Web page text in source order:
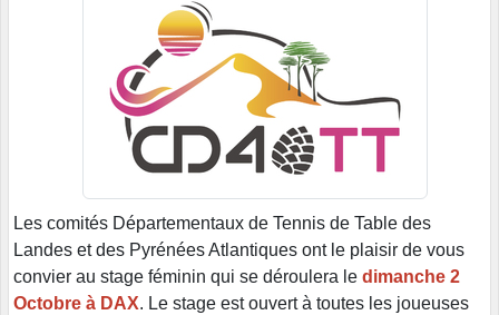
Les comités Départementaux de Tennis de Table des
Landes et des Pyrénées Atlantiques ont le plaisir de vous
convier au stage féminin qui se déroulera le dimanche 2
Octobre à DAX. Le stage est ouvert à toutes les joueuses